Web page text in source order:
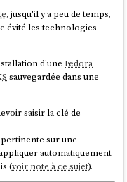
accessibles aux
l'accès, mais pour
effrayés au point, après
est un travail
la durée dès lors
Si je peux témoigner
réussi à le faire, ni
projets configurent un
après un certain temps
cela, je préfère un
, jusqu'il y a peu de temps,
évité les technologies
d'uneFedora
sauvegardée dans une
saisir la clé de
sur une
automatiquement
(voir note à ce sujet).